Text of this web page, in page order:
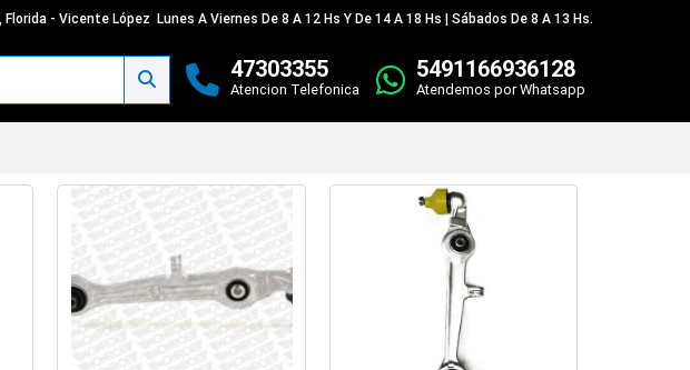
Florida - Vicente López Lunes A Viernes De 8 A 12 Hs Y De 14 A 18 Hs | Sábados De 8 A 13 Hs.
47303355
Atencion Telefonica
5491166936128
Atendemos por Whatsapp